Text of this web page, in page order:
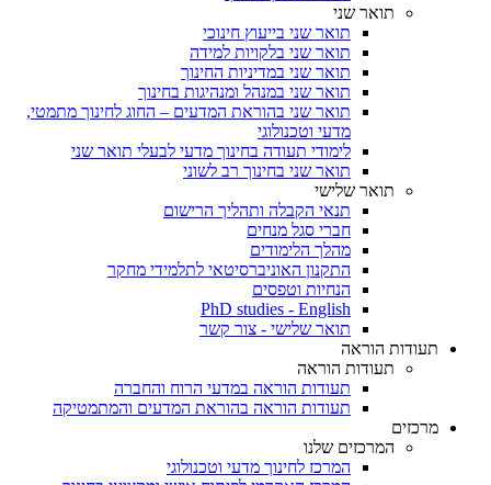
תואר שני
תואר שני בייעוץ חינוכי
תואר שני בלקויות למידה
תואר שני במדיניות החינוך
תואר שני במנהל ומנהיגות בחינוך
תואר שני בהוראת המדעים – החוג לחינוך מתמטי,
מדעי וטכנולוגי
לימודי תעודה בחינוך מדעי לבעלי תואר שני
תואר שני בחינוך רב לשוני
תואר שלישי
תנאי הקבלה ותהליך הרישום
חברי סגל מנחים
מהלך הלימודים
התקנון האוניברסיטאי לתלמידי מחקר
הנחיות וטפסים
PhD studies - English
תואר שלישי - צור קשר
תעודות הוראה
תעודות הוראה
תעודות הוראה במדעי הרוח והחברה
תעודות הוראה בהוראת המדעים והמתמטיקה
מרכזים
המרכזים שלנו
המרכז לחינוך מדעי וטכנולוגי